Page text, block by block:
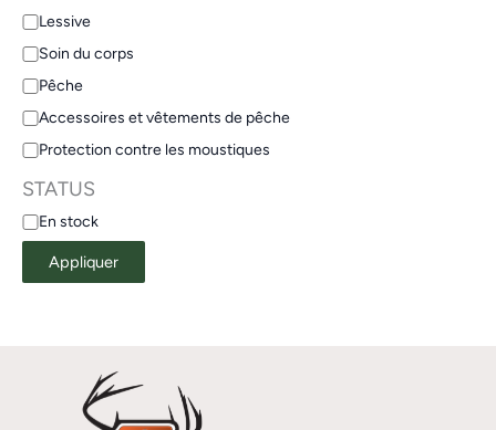
Lessive
Soin du corps
Pêche
Accessoires et vêtements de pêche
Protection contre les moustiques
STATUS
En stock
Appliquer